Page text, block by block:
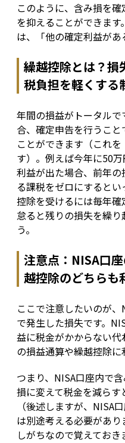
このように、含み損を
を抑えることができま
は、「他の確定利益があ
繰越控除とは？損
税負担を軽くする
年間の損益がトータル
合、確定申告を行うこ
ことができます（これ
す）。例えば今年に50
利益が出た場合、前年
る課税をゼロにすると
控除を受けるには毎年
怠ると残りの損失を繰
う。
注意点：NISA口
越控除のどちらも
ここで注意したいのが
で発生した損失です。
益に税金がかからない
の損益通算や繰越控除に
つまり、NISA口座内で
損に変えて税金を減ら
（後述しますが、NISA
は別途考える必要があ
しがちなので覚えておき